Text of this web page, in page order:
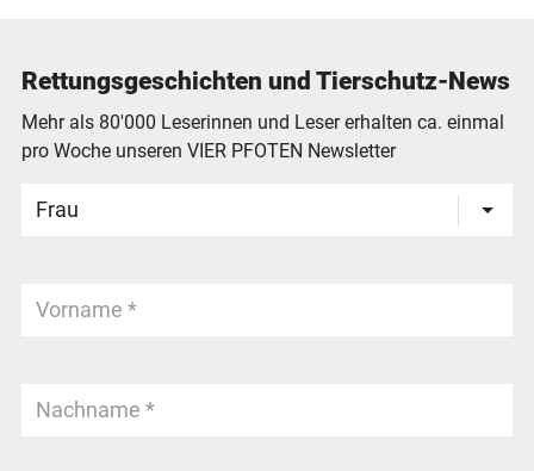
Rettungsgeschichten und Tierschutz-News
Mehr als 80'000 Leserinnen und Leser erhalten ca. einmal
pro Woche unseren VIER PFOTEN Newsletter